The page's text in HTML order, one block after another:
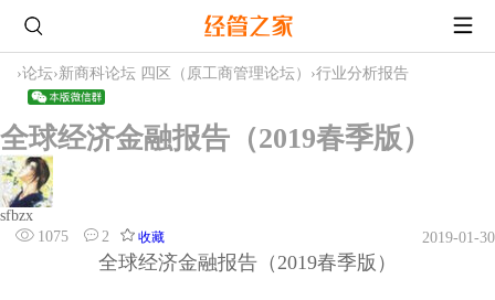
›论坛›新商科论坛 四区（原工商管理论坛） ›行业分析报告
全球经济金融报告（2019春季版）
sfbzx
1075
2 收藏 2019-01-30
全球经济金融报告（2019春季版）